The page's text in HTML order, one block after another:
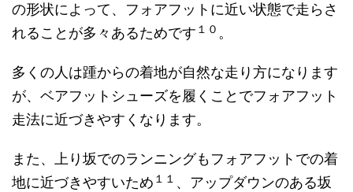
の形状によって、フォアフットに近い状態で走らさ
れることが多々あるためです １０ 。
多くの人は踵からの着地が自然な走り方になります
が、ベアフットシューズを履くことでフォアフット
走法に近づきやすくなります。
また、上り坂でのランニングもフォアフットでの着
地に近づきやすいため １１ 、アップダウンのある坂